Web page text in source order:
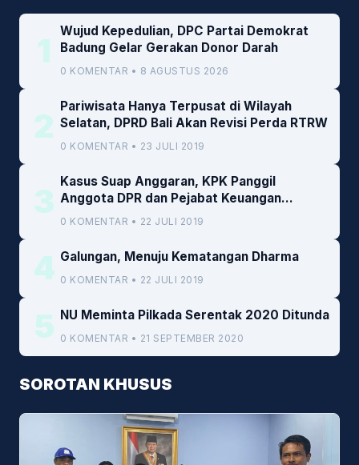
1
Wujud Kepedulian, DPC Partai Demokrat
Badung Gelar Gerakan Donor Darah
0 KOMENTAR • 8 AGUSTUS 2026
2
Pariwisata Hanya Terpusat di Wilayah
Selatan, DPRD Bali Akan Revisi Perda RTRW
0 KOMENTAR • 23 JULI 2019
3
Kasus Suap Anggaran, KPK Panggil
Anggota DPR dan Pejabat Keuangan
Kemenkeu
0 KOMENTAR • 22 JULI 2019
4 Galungan, Menuju Kematangan Dharma
0 KOMENTAR • 22 JULI 2019
5 NU Meminta Pilkada Serentak 2020 Ditunda
0 KOMENTAR • 21 SEPTEMBER 2020
SOROTAN KHUSUS